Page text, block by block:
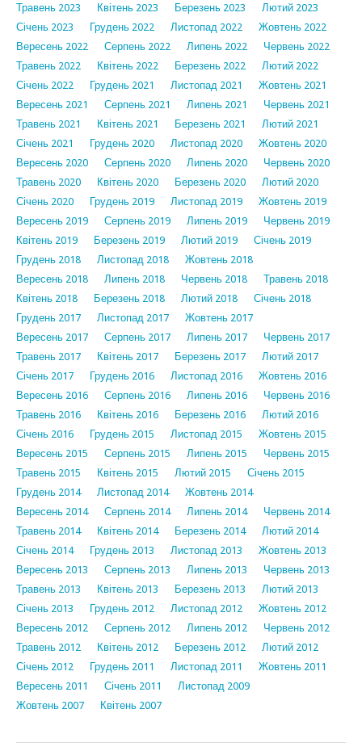
Травень 2023
Квітень 2023 Березень 2023
Лютий 2023
Січень 2023
Грудень 2022 Листопад 2022
Жовтень 2022
Вересень 2022
Серпень 2022 Липень 2022
Червень 2022
Травень 2022
Квітень 2022 Березень 2022
Лютий 2022
Січень 2022
Грудень 2021 Листопад 2021
Жовтень 2021
Вересень 2021
Серпень 2021 Липень 2021
Червень 2021
Травень 2021
Квітень 2021 Березень 2021
Лютий 2021
Січень 2021
Грудень 2020 Листопад 2020
Жовтень 2020
Вересень 2020
Серпень 2020 Липень 2020
Червень 2020
Травень 2020
Квітень 2020 Березень 2020
Лютий 2020
Січень 2020
Грудень 2019 Листопад 2019
Жовтень 2019
Вересень 2019
Серпень 2019 Липень 2019
Червень 2019
Квітень 2019
Березень 2019 Лютий 2019
Січень 2019
Грудень 2018
Листопад 2018
Жовтень 2018
Вересень 2018
Липень 2018 Червень 2018
Травень 2018
Квітень 2018
Березень 2018 Лютий 2018
Січень 2018
Грудень 2017
Листопад 2017
Жовтень 2017
Вересень 2017
Серпень 2017 Липень 2017
Червень 2017
Травень 2017
Квітень 2017 Березень 2017
Лютий 2017
Січень 2017
Грудень 2016 Листопад 2016
Жовтень 2016
Вересень 2016
Серпень 2016 Липень 2016
Червень 2016
Травень 2016
Квітень 2016 Березень 2016
Лютий 2016
Січень 2016
Грудень 2015 Листопад 2015
Жовтень 2015
Вересень 2015
Серпень 2015 Липень 2015
Червень 2015
Травень 2015
Квітень 2015 Лютий 2015
Січень 2015
Грудень 2014
Листопад 2014
Жовтень 2014
Вересень 2014
Серпень 2014 Липень 2014
Червень 2014
Травень 2014
Квітень 2014 Березень 2014
Лютий 2014
Січень 2014
Грудень 2013 Листопад 2013
Жовтень 2013
Вересень 2013
Серпень 2013 Липень 2013
Червень 2013
Травень 2013
Квітень 2013 Березень 2013
Лютий 2013
Січень 2013
Грудень 2012 Листопад 2012
Жовтень 2012
Вересень 2012
Серпень 2012 Липень 2012
Червень 2012
Травень 2012
Квітень 2012 Березень 2012
Лютий 2012
Січень 2012
Грудень 2011 Листопад 2011
Жовтень 2011
Вересень 2011
Січень 2011
Листопад 2009
Жовтень 2007
Квітень 2007